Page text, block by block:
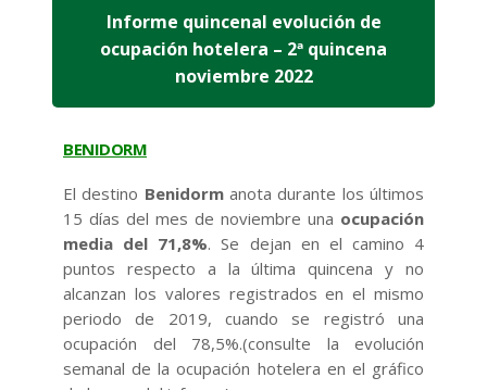
Informe quincenal evolución de
ocupación hotelera – 2ª quincena
noviembre 2022
BENIDORM
El destino Benidormanota durante los últimos
15 días del mes de noviembre una ocupación
media del 71,8%. Se dejan en el camino 4
puntos respecto a la última quincena y no
alcanzan los valores registrados en el mismo
periodo de 2019, cuando se registró una
ocupación del 78,5%.(consulte la evolución
semanal de la ocupación hotelera en el gráfico